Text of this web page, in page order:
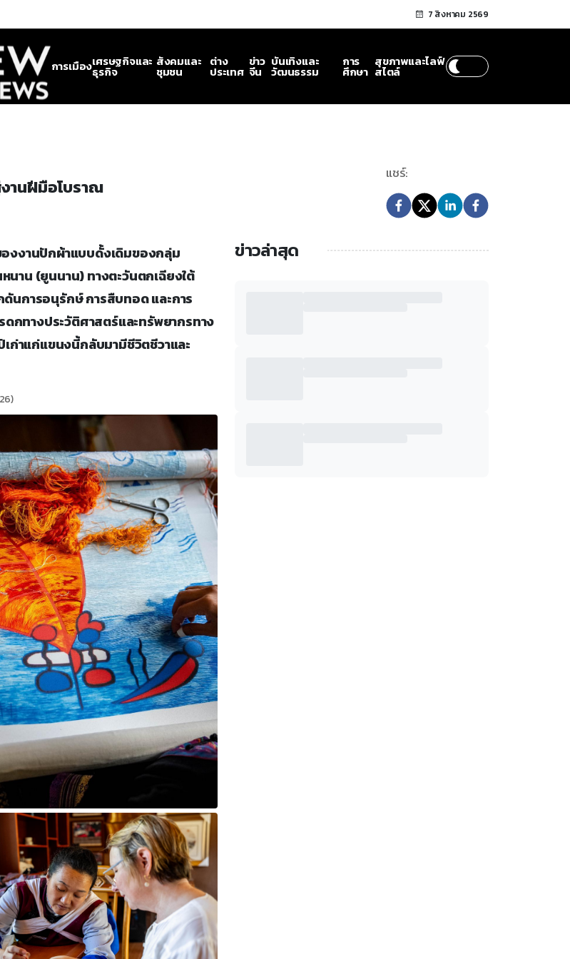
7 สิงหาคม 2569
การเมืองเศรษฐกิจและ
ธุรกิจ
สังคมและ
ชุมชน
ต่าง
ประเทศ
ข่าว
จีน
บันเทิงและ
วัฒนธรรม
การ
ศึกษา
สุขภาพและไลฟ์
สไตล์
งานฝีมือโบราณ
แชร์:
องงานปักผ้าแบบดั้งเดิมของกลุ่ม
นาน (ยูนนาน) ทางตะวันตกเฉียงใต้
นการอนุรักษ์ การสืบทอด และการ
กทางประวัติศาสตร์และทรัพยากรทาง
าแก่แขนงนี้กลับมามีชีวิตชีวาและ
ข่าวล่าสุด